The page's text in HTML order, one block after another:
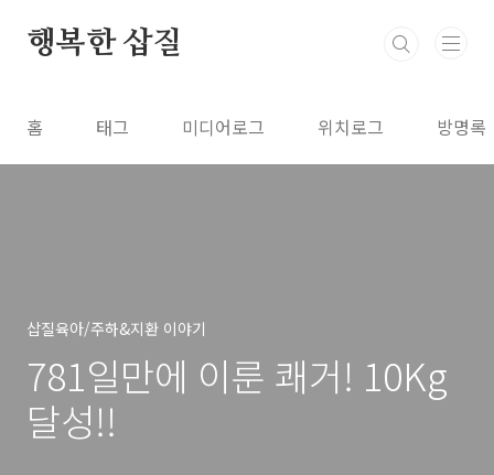
행복한 삽질
홈 태그 미디어로그 위치로그 방명록
삽질육아/주하&지환 이야기
781일만에 이룬 쾌거! 10Kg
달성!!